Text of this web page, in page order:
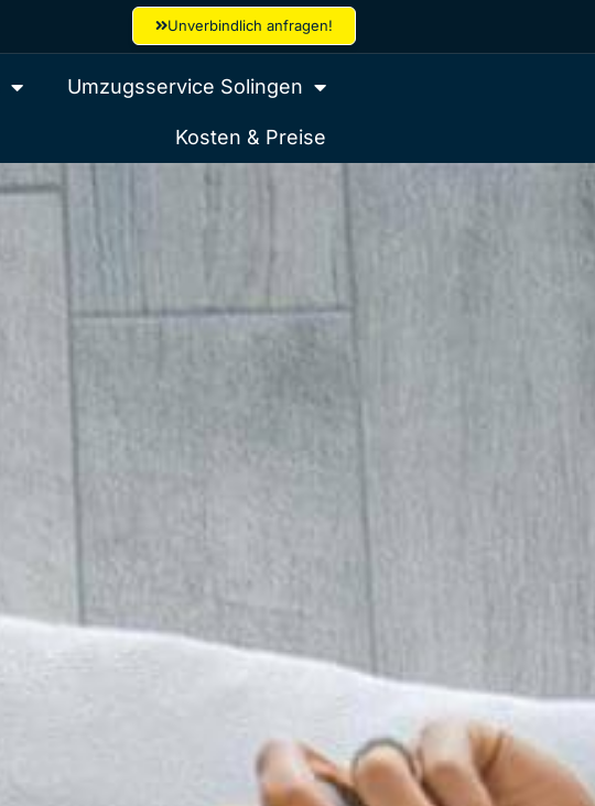
Unverbindlich anfragen!
Umzugsservice Solingen
Kosten & Preise